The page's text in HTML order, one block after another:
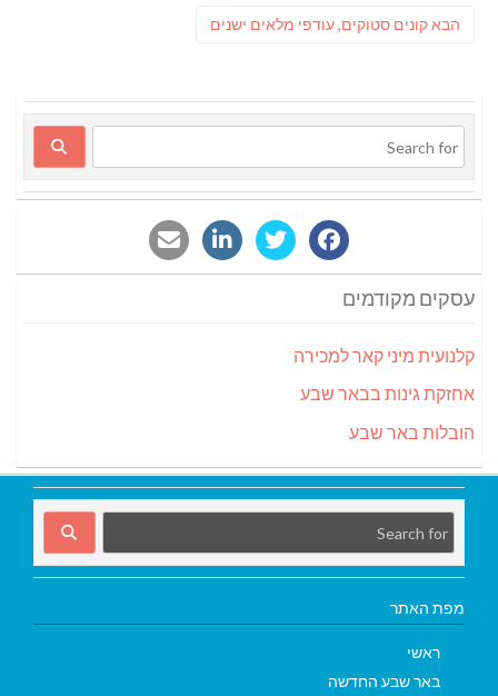
הבאפוסט
קונים סטוקים, עודפי מלאים ישנים
עסקים מקודמים
קלנועית מיני קאר למכירה
אחזקת גינות בבאר שבע
הובלות באר שבע
מפת האתר
ראשי
באר שבע החדשה